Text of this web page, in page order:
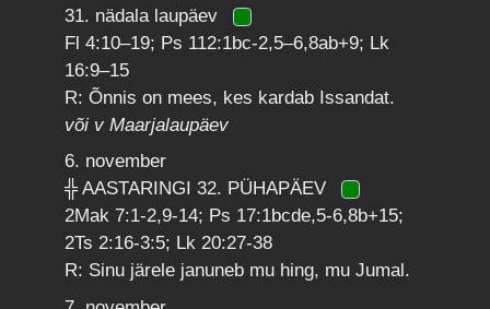
31. nädala laupäev
Fl 4:10–19; Ps 112:1bc-2,5–6,8ab+9; Lk
16:9–15
R: Õnnis on mees, kes kardab Issandat.
või v Maarjalaupäev
6. november
╬ AASTARINGI 32. PÜHAPÄEV
2Mak 7:1-2,9-14; Ps 17:1bcde,5-6,8b+15;
2Ts 2:16-3:5; Lk 20:27-38
R: Sinu järele januneb mu hing, mu Jumal.